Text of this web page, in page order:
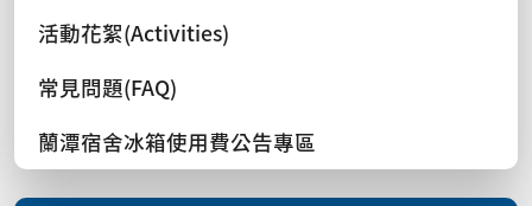
活動花絮(Activities)
常見問題(FAQ)
蘭潭宿舍冰箱使用費公告專區